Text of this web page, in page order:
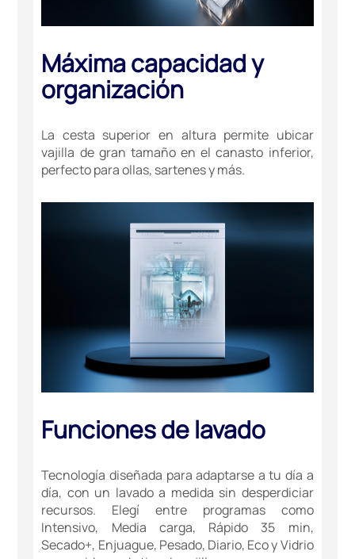
Máxima capacidad y
organización
La cesta superior en altura permite ubicar
vajilla de gran tamaño en el canasto inferior,
perfecto para ollas, sartenes y más.
Funciones de lavado
Tecnología diseñada para adaptarse a tu día a
día, con un lavado a medida sin desperdiciar
recursos. Elegí entre programas como
Intensivo, Media carga, Rápido 35 min,
Secado+, Enjuague, Pesado, Diario, Eco y Vidrio